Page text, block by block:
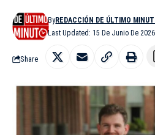
Last Updated: 15 De Junio De
ByREDACCIÓN DE ÚLTIMO
Share